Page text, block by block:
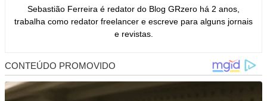
Sebastião Ferreira é redator do Blog GRzero há 2 anos,
trabalha como redator freelancer e escreve para alguns jornais
e revistas.